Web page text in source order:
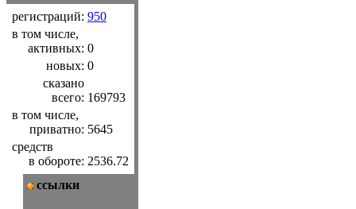
регистраций: 950
в том числе,
активных: 0
новых: 0
сказано
всего: 169793
в том числе,
приватно: 5645
средств
в обороте: 2536.72
ссылки